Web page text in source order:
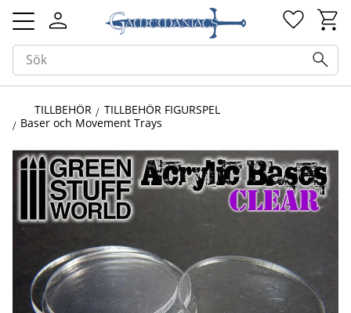
Meny
TILLBEHÖR
TILLBEHÖR FIGURSPEL
Baser och Movement Trays